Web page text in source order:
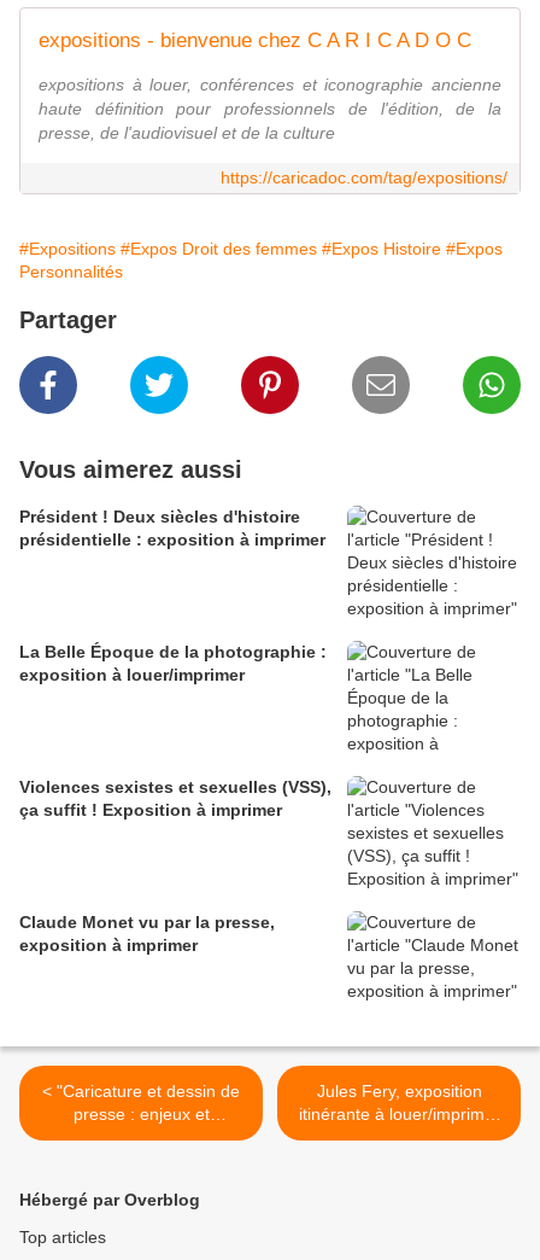
expositions - bienvenue chez C A R I C A D O C
expositions à louer, conférences et iconographie ancienne
haute définition pour professionnels de l'édition, de la
presse, de l'audiovisuel et de la culture
https://caricadoc.com/tag/expositions/
#Expositions #Expos Droit des femmes #Expos Histoire #Expos
Personnalités
Partager
Vous aimerez aussi
Président ! Deux siècles d'histoire
présidentielle : exposition à imprimer
La Belle Époque de la photographie :
exposition à louer/imprimer
Violences sexistes et sexuelles (VSS),
ça suffit ! Exposition à imprimer
Claude Monet vu par la presse,
exposition à imprimer
< "Caricature et dessin de
presse : enjeux et
conséquences", de
Jules Fery, exposition
itinérante à louer/imprimer
>
Hébergé par Overblog
Top articles